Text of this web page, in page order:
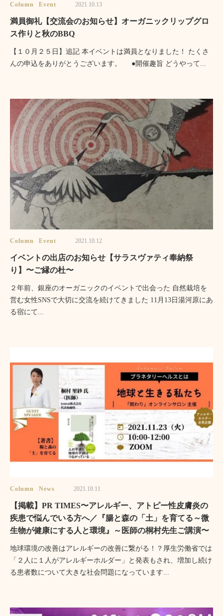
Column Event 2021.10.13
満員御礼【交流会のお知らせ】オーガニックリップグロ
ス作りと秋のBBQ
【１０月２５日】追記 本イベントは満員となりました！ たくさ
んの申込をありがとうございます。 ●開催趣旨 どうやって...
Column Event 2021.10.12
イベントの出店のお知らせ【サラスヴァティ奉納祭
り】〜ご縁の杜〜
２年前、銀座のオーガニックのイベントで出会った 自然栽培を
営む女性SNSで大切に交流を続けてきました 11月13日湯河原にあ
る宿にて...
Column News 2021.10.11
【掲載】PR TIMES〜アレルギー、アトピー性皮膚炎の
疾患で悩んでいる方へ／『腸と森の「土」を育てる～微
生物が健康にする人と環境』～医師の桐村先生ご講演〜
地球環境の改善はアレルギーの改善に繋がる！？厚生労働省では
「２人に１人がアレルギーホルダー」と発表もされ、増加し続け
る患者数について大きな社会問題になっています...